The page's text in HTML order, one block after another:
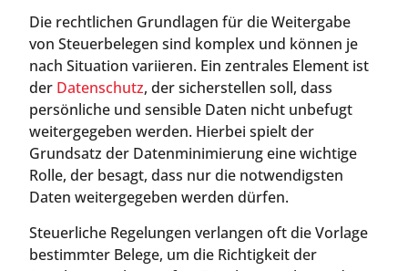
Die rechtlichen Grundlagen für die Weitergabe
von Steuerbelegen sind komplex und können je
nach Situation variieren. Ein zentrales Element ist
der Datenschutz, der sicherstellen soll, dass
persönliche und sensible Daten nicht unbefugt
weitergegeben werden. Hierbei spielt der
Grundsatz der Datenminimierung eine wichtige
Rolle, der besagt, dass nur die notwendigsten
Daten weitergegeben werden dürfen.
Steuerliche Regelungen verlangen oft die Vorlage
bestimmter Belege, um die Richtigkeit der